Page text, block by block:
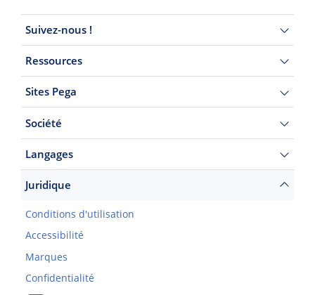
Suivez-nous !
Ressources
Sites Pega
Société
Langages
Juridique
Conditions d'utilisation
Accessibilité
Marques
Confidentialité